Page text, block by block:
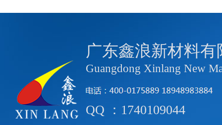
广东鑫浪新材料有
Guangdong Xinlang New
QQ ：1740109044